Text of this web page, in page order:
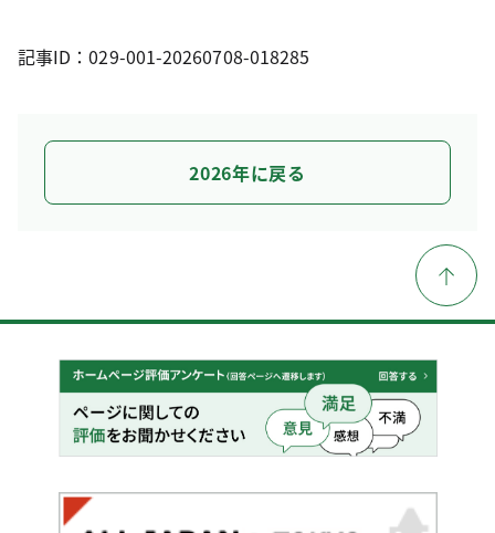
記事ID：029-001-20260708-018285
2026年に戻る